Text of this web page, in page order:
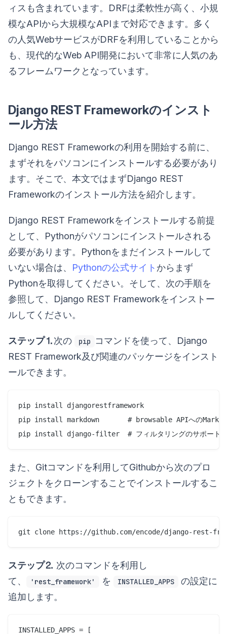
ィスも含まれています。DRFは柔軟性が高く、小規
模なAPIから大規模なAPIまで対応できます。多く
の人気WebサービスがDRFを利用していることから
も、現代的なWeb API開発において非常に人気のあ
るフレームワークとなっています。
Django REST Frameworkのインスト
ール方法
Django REST Frameworkの利用を開始する前に、
まずそれをパソコンにインストールする必要があり
ます。そこで、本文ではまずDjango REST
Frameworkのインストール方法を紹介します。
Django REST Frameworkをインストールする前提
として、Pythonがパソコンにインストールされる
必要があります。Pythonをまだインストールして
いない場合は、 Pythonの公式サイト からまず
Pythonを取得してください。そして、次の手順を
参照して、Django REST Frameworkをインストー
ルしてください。
ステップ⒈次の pip
コマンドを使って、Django
REST Framework及び関連のパッケージをインスト
ールできます。
pip install djangorestframework
pip install markdown       # browsable APIへの
また、Gitコマンドを利用してGithubから次のプロ
ジェクトをクローンすることでインストールするこ
ともできます。
ステップ⒉ 次のコマンドを利用し
て、
'rest_framework' を INSTALLED_APPS
の設定に
追加します。
INSTALLED_APPS = [